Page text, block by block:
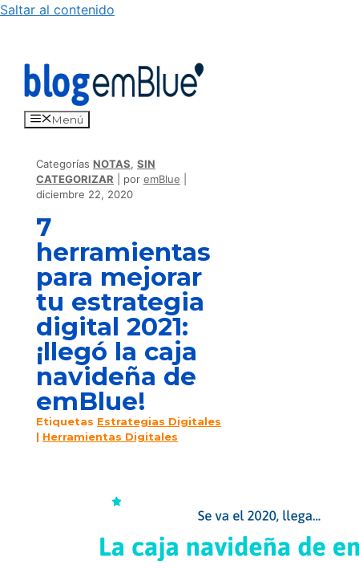
Saltar al contenido
Menú
Categorías NOTAS, SIN
CATEGORIZAR
por emBlue
diciembre 22, 2020
7
herramientas
para mejorar
tu estrategia
digital 2021:
¡llegó la caja
navideña de
emBlue!
Etiquetas Estrategias Digitales
| Herramientas Digitales